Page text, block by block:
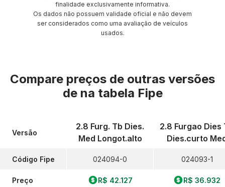
finalidade exclusivamente informativa.
Os dados não possuem validade oficial e não devem
ser considerados como uma avaliação de veículos
usados.
Compare preços de outras versões
de na tabela Fipe
Versão
Código Fipe
Preço
2.8 Furg. Tb Dies.
Med Longot.alto
024094-0
R$ 42.127
2.8 Furgao Dies
Dies.curto
024093-1
R$ 36.932